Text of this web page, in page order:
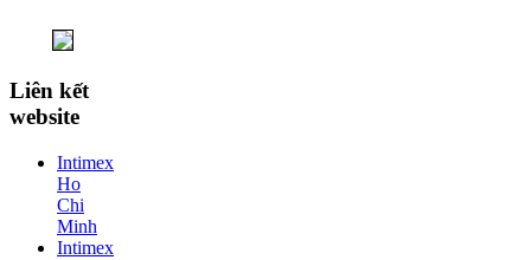
Liên kết
website
Intimex
Ho
Chi
Minh
Intimex